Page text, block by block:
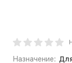
Назначение: